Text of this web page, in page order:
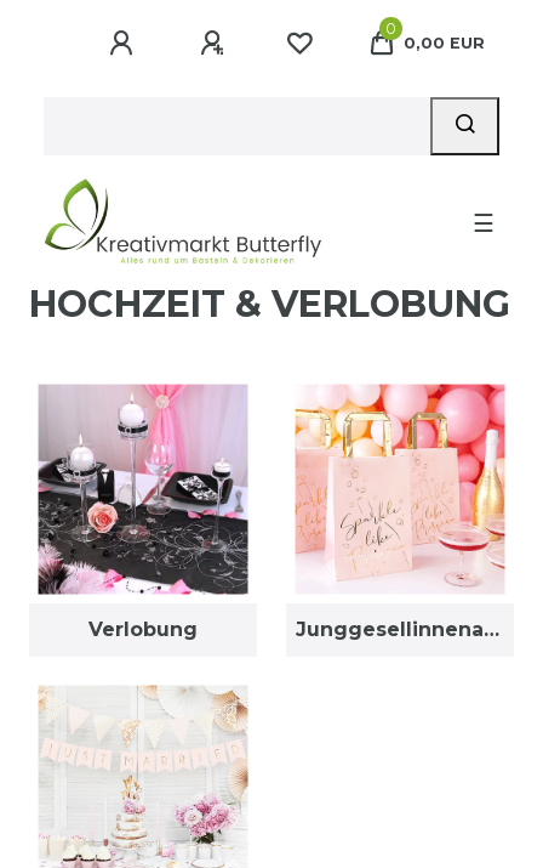
0
0,00 EUR
☰
HOCHZEIT & VERLOBUNG
Verlobung Junggesellinnenabschied